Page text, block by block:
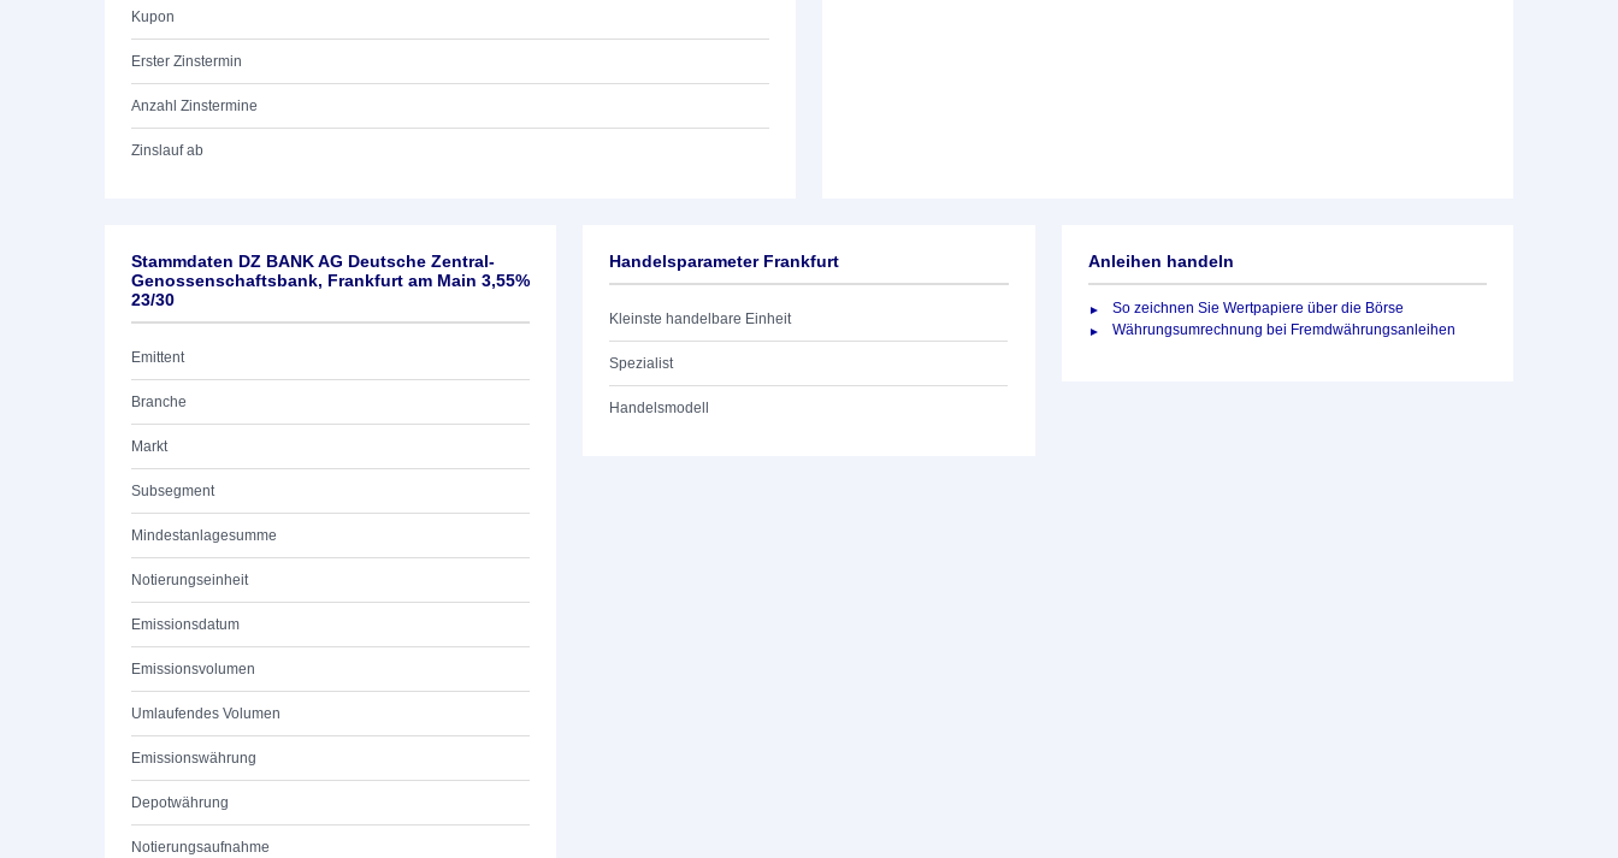
Kupon
Erster Zinstermin
Anzahl Zinstermine
Zinslauf ab
Stammdaten DZ BANK AG Deutsche Zentral-
Genossenschaftsbank, Frankfurt am Main 3,55%
23/30
Emittent
Branche
Markt
Subsegment
Mindestanlagesumme
Notierungseinheit
Emissionsdatum
Emissionsvolumen
Umlaufendes Volumen
Emissionswährung
Depotwährung
Notierungsaufnahme
Handelsparameter Frankfurt
Kleinste handelbare Einheit
Spezialist
Handelsmodell
Anleihen handeln
So zeichnen Sie Wertpapiere über die Börse
Währungsumrechnung bei Fremdwährungsanleihen